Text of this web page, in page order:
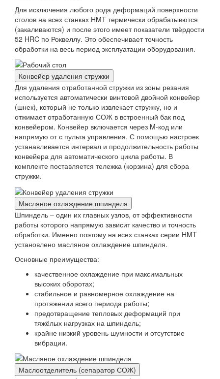
Для исключения любого рода деформаций поверхности
столов на всех станках HMT термически обрабатывются
(закаливаются) и после этого имеет показатели твёрдости
52 HRC по Роквеллу. Это обеспечивает точность
обработки на весь период эксплуатации оборудования.
Конвейер удаления стружки
Для удаления отработанной стружки из зоны резания
используется автоматически винтовой двойной конвейер
(шнек), который не только извлекает стружку, но и
отжимает отработанную СОЖ в встроенный бак под
конвейером. Конвейер включается через M-код или
напрямую от с пульта управления. С помощью настроек
устанавливается интервал и продолжительность работы
конвейера для автоматического цикла работы. В
комплекте поставляется тележка (корзина) для сбора
стружки.
Масляное охлаждение шпинделя
Шпиндель – один их главных узлов, от эффективности
работы которого напрямую зависит качество и точность
обработки. Именно поэтому на всех станках серии HMT
установлено масляное охлаждение шпинделя.
Основные преимущества:
качественное охлаждение при максимальных
высоких оборотах;
стабильное и равномерное охлаждение на
протяжении всего периода работы;
предотвращение тепловых деформаций при
тяжёлых нагрузках на шпиндель;
крайне низкий уровень шумности и отсутствие
вибрации.
Маслоотделитель (сепаратор СОЖ)